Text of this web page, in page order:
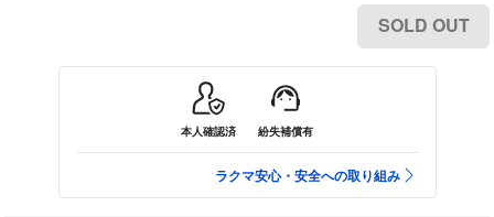
SOLD OUT
本人確認済 紛失補償有
ラクマ安心・安全への取り組み